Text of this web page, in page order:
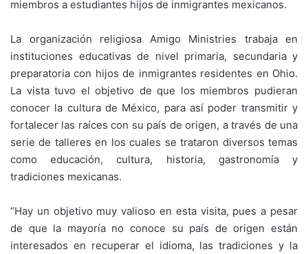
miembros a estudiantes hijos de inmigrantes mexicanos.
La organización religiosa Amigo Ministries trabaja en
instituciones educativas de nivel primaria, secundaria y
preparatoria con hijos de inmigrantes residentes en Ohio.
La vista tuvo el objetivo de que los miembros pudieran
conocer la cultura de México, para así poder transmitir y
fortalecer las raíces con su país de origen, a través de una
serie de talleres en los cuales se trataron diversos temas
como educación, cultura, historia, gastronomía y
tradiciones mexicanas.
“Hay un objetivo muy valioso en esta visita, pues a pesar
de que la mayoría no conoce su país de origen están
interesados en recuperar el idioma, las tradiciones y la